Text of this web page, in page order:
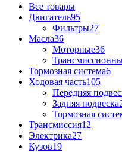
Все товары
Двигатель95
Фильтры27
Масла36
Моторные36
Тормозная система6
Ходовая часть105
Передняя
Задняя подвеска
Тормозная
Трансмиссия12
Электрика27
Кузов19